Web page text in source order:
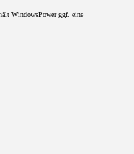
WindowsPower ggf. eine